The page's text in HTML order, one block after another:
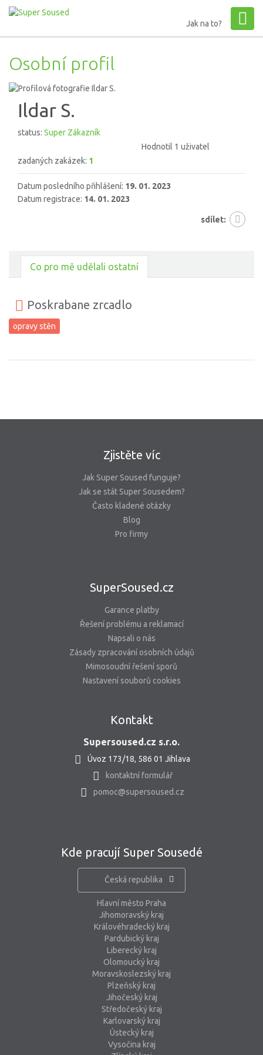
Jak na to?
Osobní profil
Ildar S.
status: Super Zákazník
Hodnotil 1 uživatel
zadaných zakázek: 1
Datum posledního přihlášení: 19. 01. 2023
Datum registrace: 14. 01. 2023
sdílet:
Co pro mě udělali ostatní
Poskrabane zrcadlo
opravy stěn
Zjistěte víc
Jak Super Soused funguje?
Jak se stát Super Sousedem?
Často kladené otázky
Blog
Pro firmy
SuperSoused.cz
Garance platby
Řešení problému a reklamací
Napsali o nás
Zásady zpracování osobních údajů
Mimosoudní řešení sporů
Nastavení souborů cookies
Kontakt
Supersoused.cz s.r.o.
Úvoz 173/18, 586 01 Jihlava
kontaktní formulář
pomoc@supersoused.cz
Kde pracují Super Sousedé
Česká republika
Hlavní město Praha
Jihomoravský kraj
Královéhradecký kraj
Pardubický kraj
Liberecký kraj
Olomoucký kraj
Moravskoslezský kraj
Plzeňský kraj
Jihočeský kraj
Středočeský kraj
Karlovarský kraj
Ústecký kraj
Vysočina kraj